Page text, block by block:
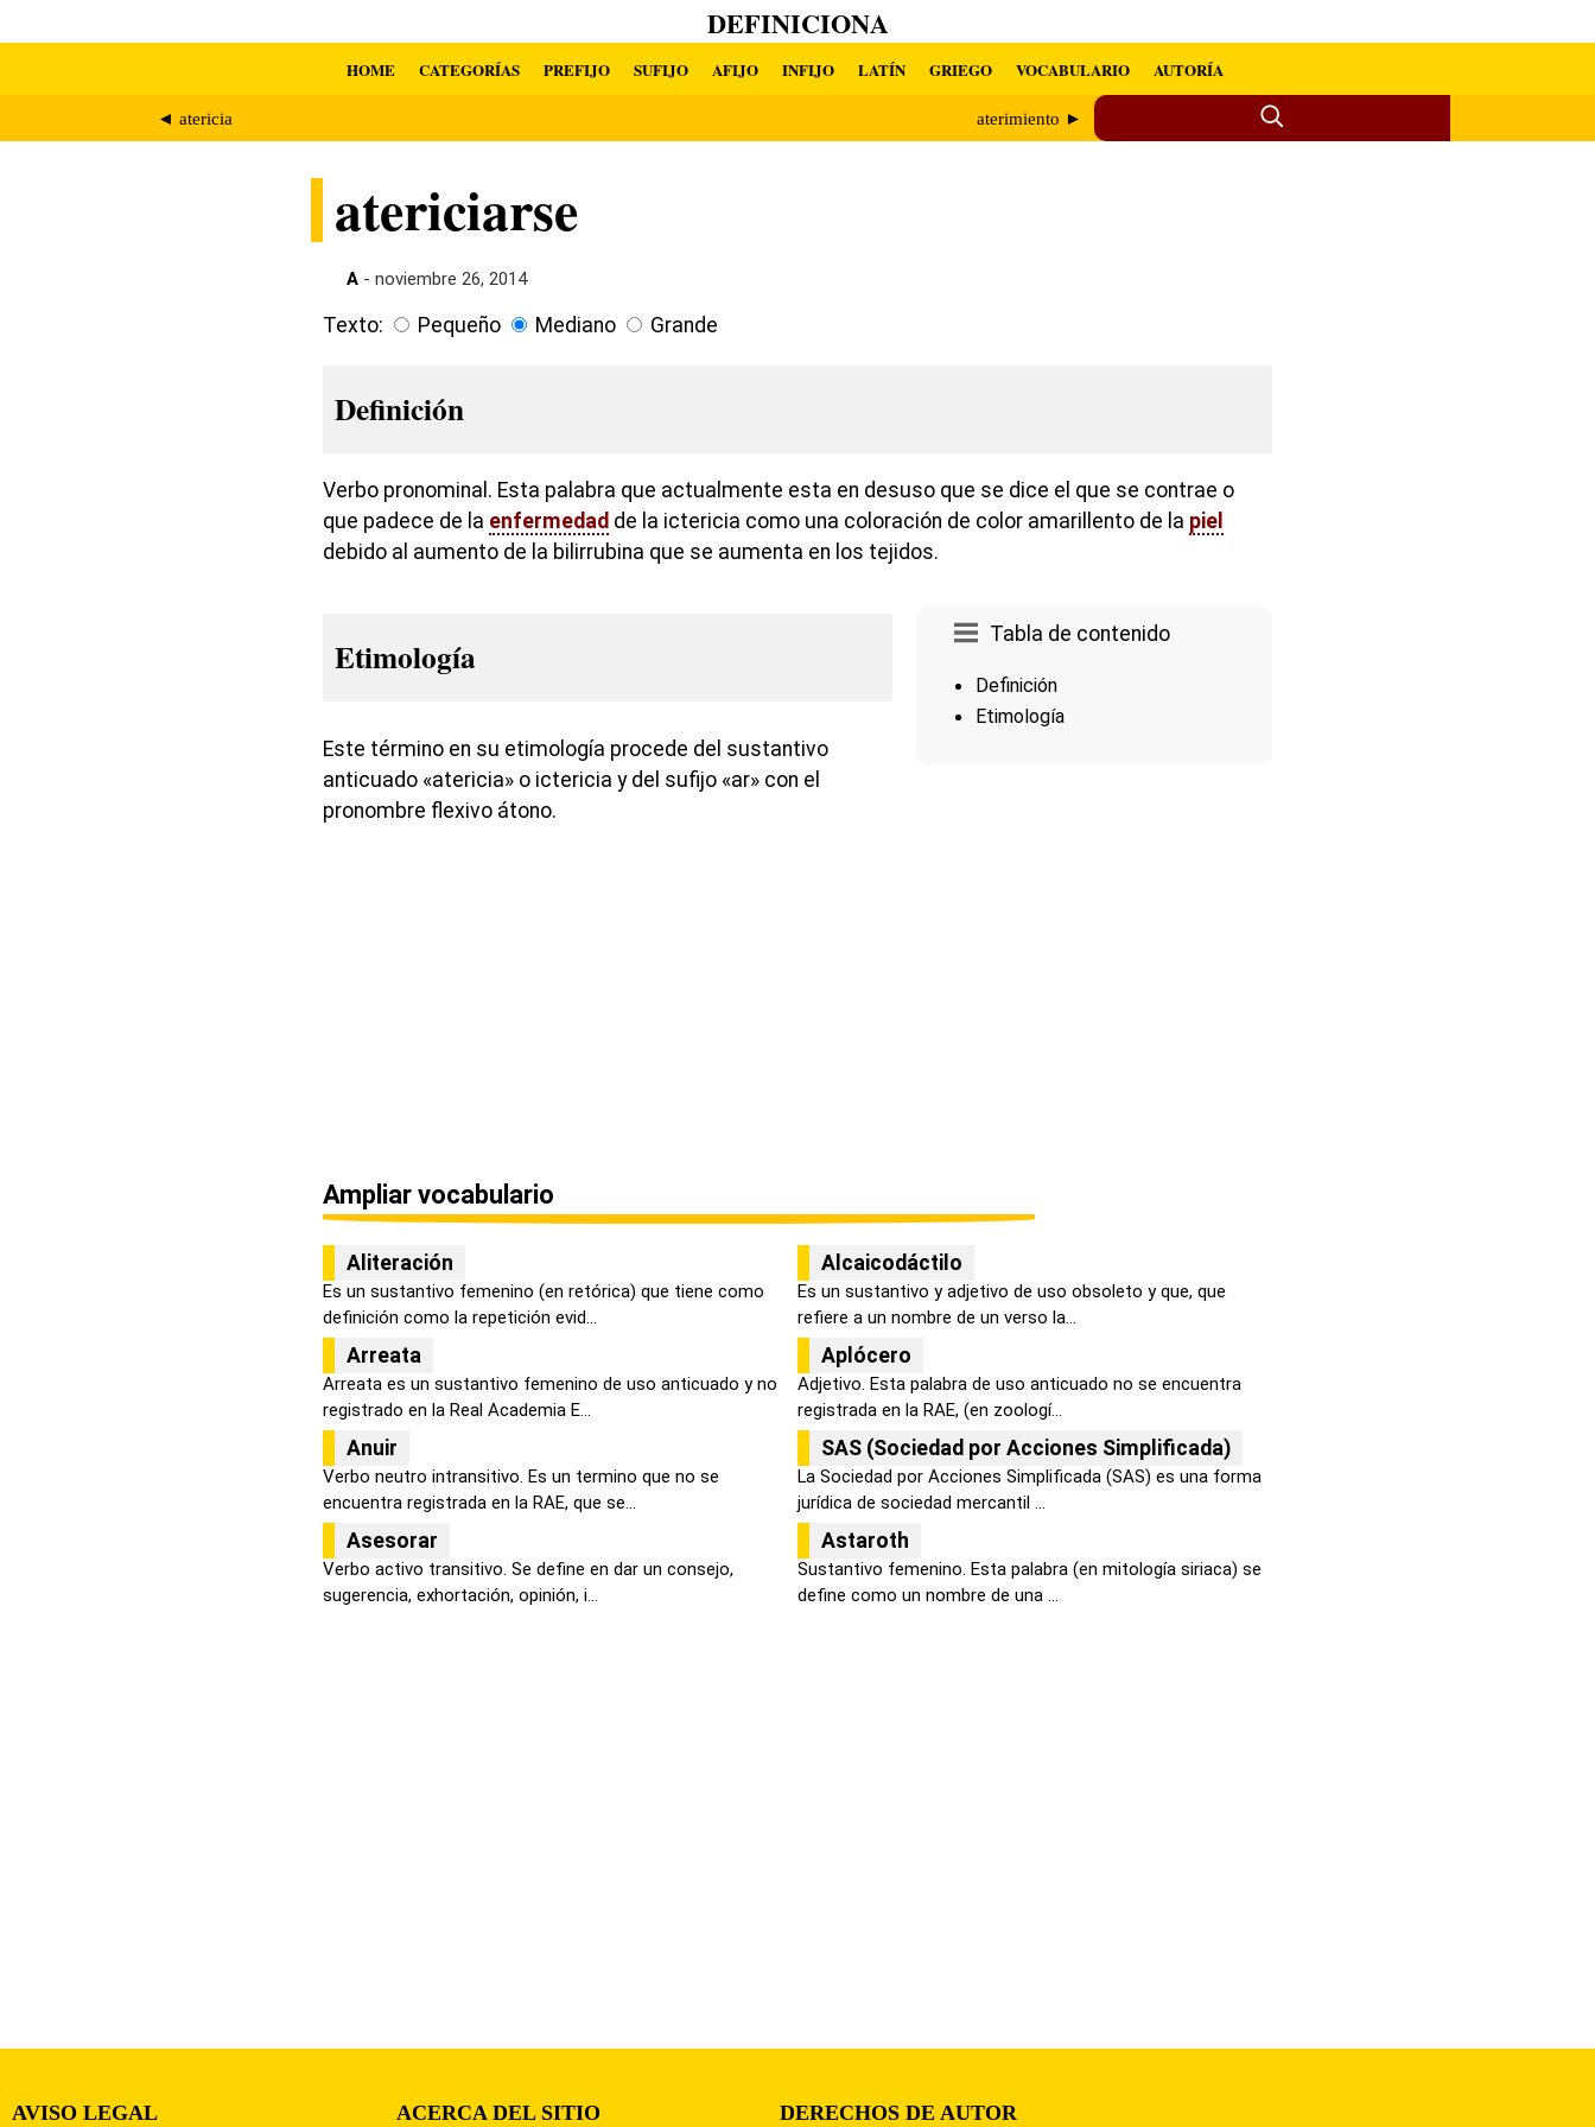
DEFINICIONA
HOME CATEGORÍAS PREFIJO SUFIJO AFIJO INFIJO LATÍN GRIEGO VOCABULARIO AUTORÍA
◄ atericia aterimiento ►
atericiarse
A - noviembre 26, 2014
Texto: Pequeño Mediano Grande
Definición
Verbo pronominal. Esta palabra que actualmente esta en desuso que se dice el que se contrae o
que padece de la enfermedad de la ictericia como una coloración de color amarillento de la piel
debido al aumento de la bilirrubina que se aumenta en los tejidos.
Tabla de contenido
Definición
Etimología
Etimología
Este término en su etimología procede del sustantivo
anticuado «atericia» o ictericia y del sufijo «ar» con el
pronombre flexivo átono.
Ampliar vocabulario
Aliteración
Es un sustantivo femenino (en retórica) que tiene como
definición como la repetición evid...
Alcaicodáctilo
Es un sustantivo y adjetivo de uso obsoleto y que, que
refiere a un nombre de un verso la...
Arreata
Arreata es un sustantivo femenino de uso anticuado y no
registrado en la Real Academia E...
Aplócero
Adjetivo. Esta palabra de uso anticuado no se encuentra
registrada en la RAE, (en zoologí...
Anuir
Verbo neutro intransitivo. Es un termino que no se
encuentra registrada en la RAE, que se...
SAS (Sociedad por Acciones Simplificada)
La Sociedad por Acciones Simplificada (SAS) es una forma
jurídica de sociedad mercantil ...
Asesorar
Verbo activo transitivo. Se define en dar un consejo,
sugerencia, exhortación, opinión, i...
Astaroth
Sustantivo femenino. Esta palabra (en mitología siriaca) se
define como un nombre de una ...
AVISO LEGAL ACERCA DEL SITIO DERECHOS DE AUTOR